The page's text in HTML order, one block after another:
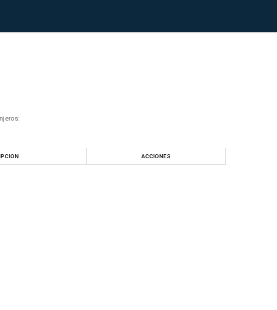
ACCIONES